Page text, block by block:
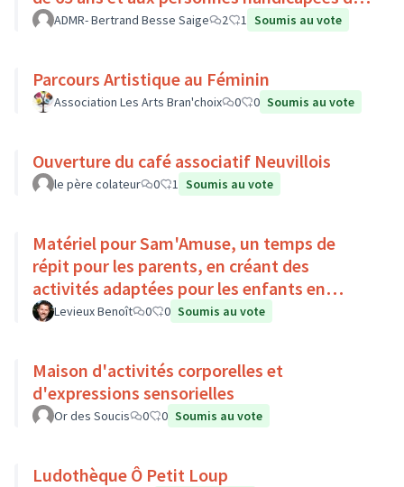
Pays Loire-Touraine.
ADMR- Bertrand Besse Saige 2 1 Soumis au vote
Parcours Artistique au Féminin
Association Les Arts Bran'choix 0 0 Soumis au vote
Ouverture du café associatif Neuvillois
le père colateur 0 1 Soumis au vote
Matériel pour Sam'Amuse, un temps de
répit pour les parents, en créant des
activités adaptées pour les enfants en
situation de handicap
Levieux Benoît 0 0 Soumis au vote
Maison d'activités corporelles et
d'expressions sensorielles
Or des Soucis 0 0 Soumis au vote
Ludothèque Ô Petit Loup